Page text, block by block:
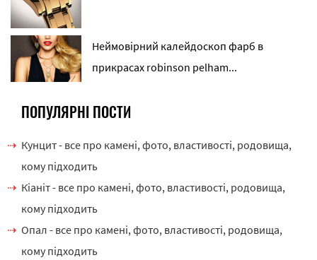
Неймовірний калейдоскоп фарб в
прикрасах robinson pelham...
ПОПУЛЯРНІ ПОСТИ
Кунцит - все про камені, фото, властивості, родовища,
кому підходить
Кіаніт - все про камені, фото, властивості, родовища,
кому підходить
Опал - все про камені, фото, властивості, родовища,
кому підходить